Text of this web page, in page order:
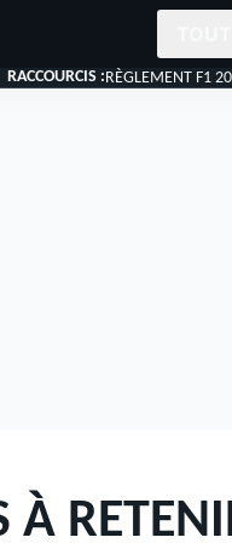
RACCOURCIS :RÈGLEMENT F1
À